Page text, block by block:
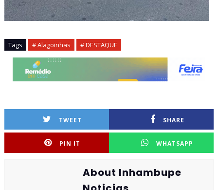
Tags # Alagoinhas # DESTAQUE
TWEET SHARE
PIN IT WHATSAPP
About Inhambupe